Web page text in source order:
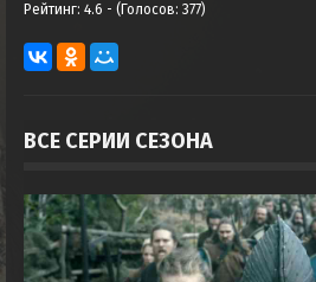
Рейтинг: 4.6 - (Голосов: 377)
ВСЕ СЕРИИ СЕЗОНА